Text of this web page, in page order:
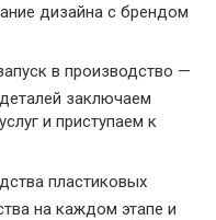
дизайна с брендом
в производство —
заключаем
и приступаем к
пластиковых
на каждом этапе и